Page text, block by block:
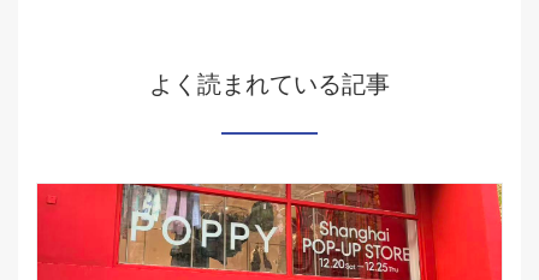
よく読まれている記事